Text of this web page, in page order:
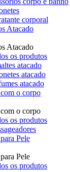
corporal
Atacado
Atacado
os produtos
atacado
atacado
atacado
o corpo
o corpo
os produtos
Pele
Pele
os produtos